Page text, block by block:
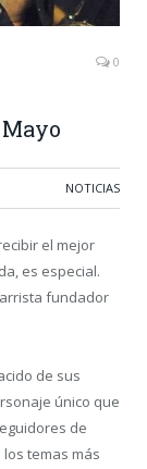
0
NOTICIAS
el mejor
es especial.
fundador
de sus
único que
de
temas más